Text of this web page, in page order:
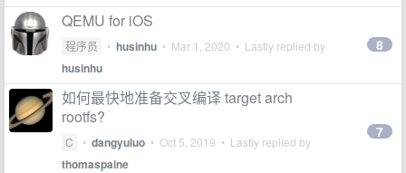
QEMU for iOS
程序员 • husinhu • Mar 1, 2020 • Lastly replied by
husinhu
8
如何最快地准备交叉编译 target arch
rootfs?
C • dangyuluo • Oct 5, 2019 • Lastly replied by
thomaspaine
7